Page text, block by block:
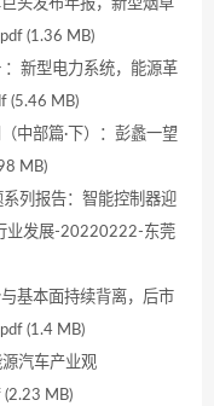
头发布年报，新型烟草
(1.36 MB)
新型电力系统，能源革
(5.46 MB)
中部篇·下）：彭蠡一望
MB)
列报告：智能控制器迎
业发展-20220222-东莞
基本面持续背离，后市
(1.4 MB)
汽车产业观
MB)